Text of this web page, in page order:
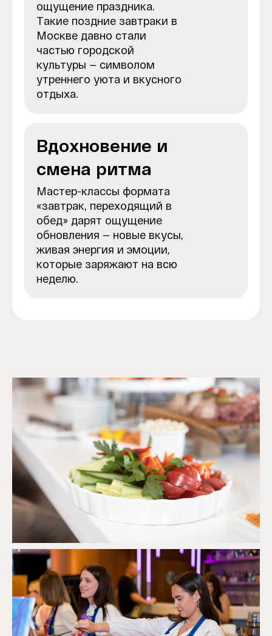
ощущение праздника.
Такие поздние завтраки в
Москве давно стали
частью городской
культуры — символом
утреннего уюта и вкусного
отдыха.
Вдохновение и
смена ритма
Мастер-классы формата
«завтрак, переходящий в
обед» дарят ощущение
обновления — новые вкусы,
живая энергия и эмоции,
которые заряжают на всю
неделю.